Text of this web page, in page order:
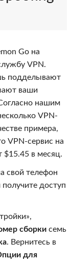
Go на
VPN.
подделывают
ваши
нашим
VPN-
примера,
VPN-сервис на
$15.45 в месяц.
свой телефон
доступ
сборки семь
. Вернитесь в
для